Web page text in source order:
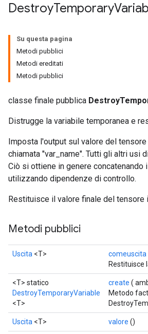
DestroyTemporary
Su questa pagina
Metodi pubblici
Metodi ereditati
Metodi pubblici
classe finale pubblica
Distrugge la variabile temporanea e
Imposta l'output sul valore del
chiamata "var_name". Tutti gli altri usi
Ciò si ottiene in genere
utilizzando dipendenze di controllo.
Restituisce il valore finale del tensore
Metodi pubblici
Uscita <T> comeuscita
Restituisce
<T> statico
DestroyTemporaryVariable
<T>
create (
Metodo
Uscita <T> valore ()